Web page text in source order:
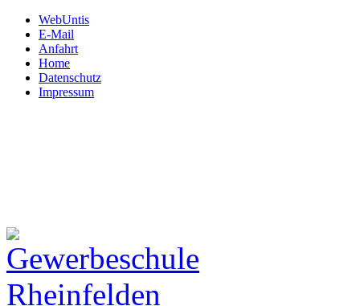
WebUntis
E-Mail
Anfahrt
Home
Datenschutz
Impressum